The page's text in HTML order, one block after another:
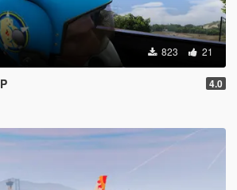
823 21
4.0